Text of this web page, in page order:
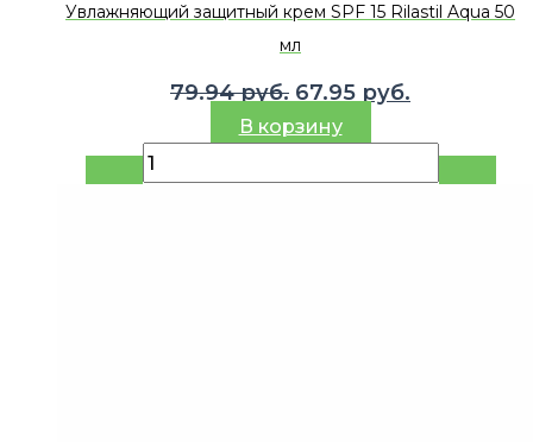
Увлажняющий защитный крем SPF 15 Rilastil Aqua 50
мл
79.94руб. Первоначальная
цена
79.94 руб..
67.95 руб.
67.95 руб..
В корзину